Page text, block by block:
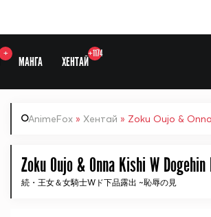
+
МАНГА ХЕНТАЙ
+1174
AnimeFox » Хентай » Zoku Oujo &
Zoku Oujo & Onna Kishi W
続・王女＆女騎士Wド下品露出 ~恥辱の見